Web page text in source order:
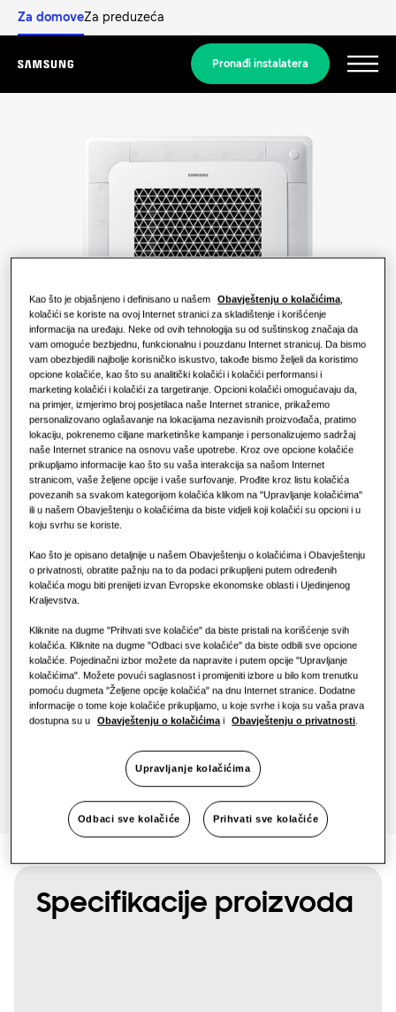
Za domoveZa preduzeća
Menu
Pronađi instalatera
RJEŠENJA ZA STAMBENI SEKTOR
Šta je toplotna pumpa i kako
Benefiti toplotne pumpe
Šta je klima-uređaj i kako funkcioniše?
RJEŠENJA ZA POSLOVNI SEKTOR
Hoteli
Maloprodaja
Kancelarija
Održivost
One Samsung
Naša rješenja
Rješenja za klimatizaciju vazduha
Rješenje: toplotne pumpe
RJEŠENJA ZA POSLOVNE ZGRADE
Rješenja za klimatizaciju vazduha
Regulacija
Proizvodi
Proizvodi Hero
O Samsungu
KAPACITET: 9.0KW
WindFree™️ četvorosmjerna kaseta FCU
AG090AN4DKH/EU
Dostupni kapaciteti
6.0KW 7.2KW 9.0KW 10.0KW
Dostupna snaga
1 faza
Specifikacije proizvoda
Kao što je objašnjeno i definisano u našem Obavještenju o kolačićima
kolačići se koriste na ovoj Internet stranici za skladištenje i korišćenje
informacija na uređaju. Neke od ovih tehnologija su od suštinskog značaja da
vam omoguće bezbjednu, funkcionalnu i pouzdanu Internet stranicuj. Da bismo
vam obezbjedili najbolje korisničko iskustvo, takođe bismo željeli da koristimo
opcione kolačiće, kao što su analitički kolačići i kolačići performansi i
marketing kolačići i kolačići za targetiranje. Opcioni kolačići omogućavaju da,
na primjer, izmjerimo broj posjetilaca naše Internet stranice, prikažemo
personalizovano oglašavanje na lokacijama nezavisnih proizvođača, pratimo
lokaciju, pokrenemo ciljane marketinške kampanje i personalizujemo sadržaj
naše Internet stranice na osnovu vaše upotrebe. Kroz ove opcione kolačiće
prikupljamo informacije kao što su vaša interakcija sa našom Internet
stranicom, vaše željene opcije i vaše surfovanje. Prođite kroz listu kolačića
povezanih sa svakom kategorijom kolačića klikom na "Upravljanje kolačićima"
ili u našem Obavještenju o kolačićima da biste vidjeli koji kolačići su opcioni i u
koju svrhu se koriste.
Kao što je opisano detaljnije u našem Obavještenju o kolačićima i Obavještenju
o privatnosti, obratite pažnju na to da podaci prikupljeni putem određenih
kolačića mogu biti prenijeti izvan Evropske ekonomske oblasti i Ujedinjenog
Kraljevstva.
Kliknite na dugme "Prihvati sve kolačiće" da biste pristali na korišćenje svih
kolačića. Kliknite na dugme "Odbaci sve kolačiće" da biste odbili sve opcione
kolačiće. Pojedinačni izbor možete da napravite i putem opcije "Upravljanje
kolačićima". Možete povući saglasnost i promijeniti izbore u bilo kom trenutku
pomoću dugmeta "Željene opcije kolačića" na dnu Internet stranice. Dodatne
informacije o tome koje kolačiće prikupljamo, u koje svrhe i koja su vaša prava
dostupna su u
Obavještenju o kolačićima i Obavještenju o privatnosti
Upravljanje kolačićima
Odbaci sve kolačiće Prihvati sve kolačiće